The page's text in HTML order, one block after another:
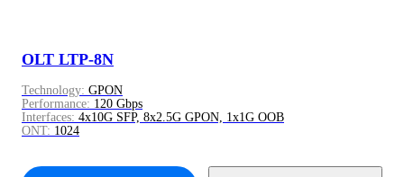
OLT LTP-8N
Technology: GPON
Performance: 120 Gbps
Interfaces: 4x10G SFP, 8x2.5G GPON, 1x1G OOB
ONT: 1024